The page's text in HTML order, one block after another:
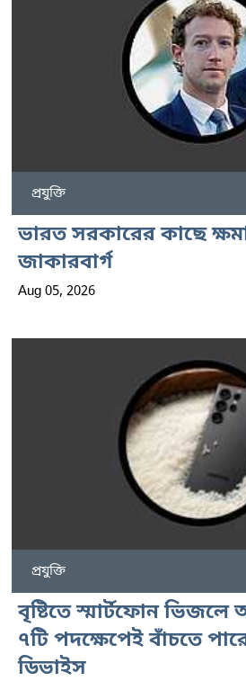
প্রযুক্তি
ভারত সরকারের কাছে
জাকারবার্গ
Aug 05, 2026
প্রযুক্তি
বৃষ্টিতে স্মার্টফোন
৭টি পদক্ষেপেই বাঁচতে
ডিভাইস